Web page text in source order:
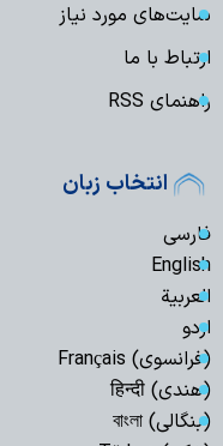
سایت‌های مورد نیاز
ارتباط با ما
راهنمای RSS
انتخاب زبان
فارسی
English
العربیة
اردو
(فرانسوی) Français
(هندی) हिन्दी
(بنگالی) বাংলা